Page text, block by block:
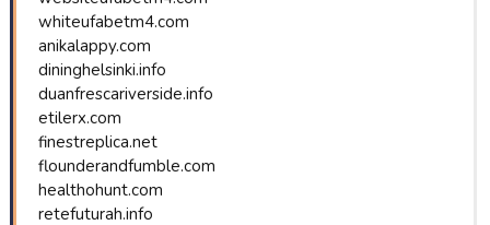
whiteufabetm4.com
anikalappy.com
dininghelsinki.info
duanfrescariverside.info
etilerx.com
finestreplica.net
flounderandfumble.com
healthohunt.com
retefuturah.info